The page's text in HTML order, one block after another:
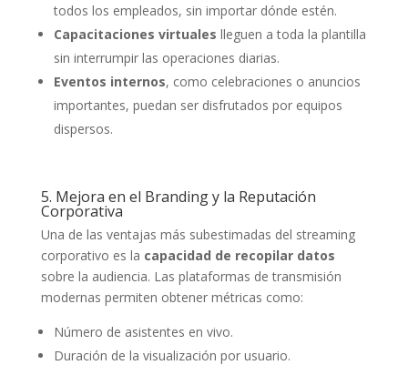
todos los empleados, sin importar dónde estén.
Capacitaciones virtuales lleguen a toda la plantilla
sin interrumpir las operaciones diarias.
Eventos internos, como celebraciones o anuncios
importantes, puedan ser disfrutados por equipos
dispersos.
5. Mejora en el Branding y la Reputación
Corporativa
Una de las ventajas más subestimadas del streaming
corporativo es la capacidad de recopilar datos
sobre la audiencia. Las plataformas de transmisión
modernas permiten obtener métricas como:
Número de asistentes en vivo.
Duración de la visualización por usuario.